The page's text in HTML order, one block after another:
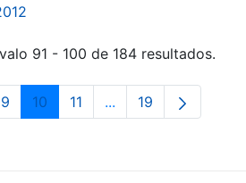
91 - 100 de 184 resultados.
intermedias Use TAB para
Página
9 Página
10 Página
11 ...PáginasPágina
19